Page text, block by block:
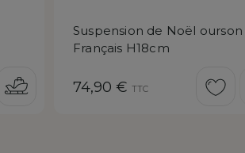
Suspension de Noël ourson
Français H18cm
Prix
74,90 € TTC